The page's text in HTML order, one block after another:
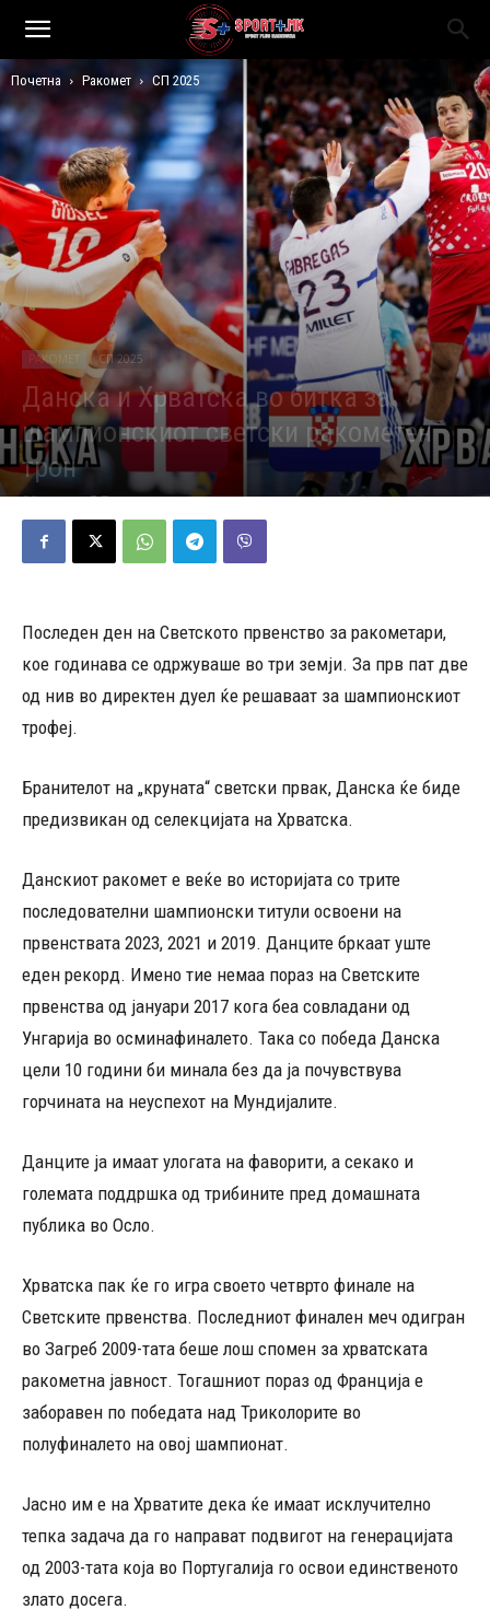
Почетна Ракомет СП 2025
РАКОМЕТ СП 2025
Данска и Хрватска во битка за
шампионскиот светски ракометен
трон
Објавено од Д.Т. - 02/02/2025 517
Последен ден на Светското првенство за ракометари,
кое годинава се одржуваше во три земји. За прв пат две
од нив во директен дуел ќе решаваат за шампионскиот
трофеј.
Бранителот на „круната“ светски првак, Данска ќе биде
предизвикан од селекцијата на Хрватска.
Данскиот ракомет е веќе во историјата со трите
последователни шампионски титули освоени на
првенствата 2023, 2021 и 2019. Данците бркаат уште
еден рекорд. Имено тие немаа пораз на Светските
првенства од јануари 2017 кога беа совладани од
Унгарија во осминафиналето. Така со победа Данска
цели 10 години би минала без да ја почувствува
горчината на неуспехот на Мундијалите.
Данците ја имаат улогата на фаворити, а секако и
големата поддршка од трибините пред домашната
публика во Осло.
Хрватска пак ќе го игра своето четврто финале на
Светските првенства. Последниот финален меч одигран
во Загреб 2009-тата беше лош спомен за хрватската
ракометна јавност. Тогашниот пораз од Франција е
заборавен по победата над Триколорите во
полуфиналето на овој шампионат.
Јасно им е на Хрватите дека ќе имаат исклучително
тепка задача да го направат подвигот на генерацијата
од 2003-тата која во Португалија го освои единственото
злато досега.